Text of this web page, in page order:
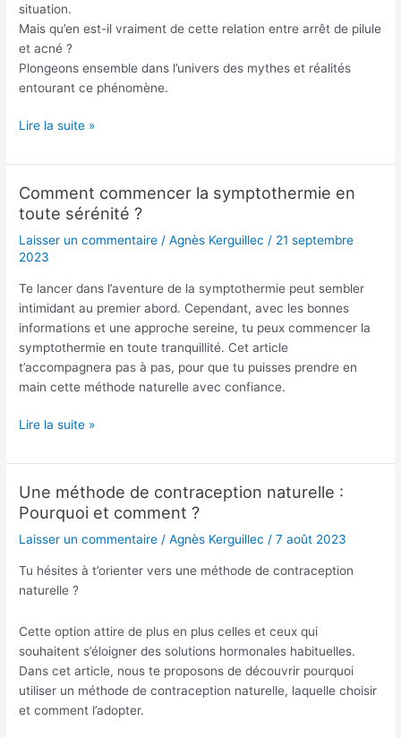
situation.
Mais qu’en est-il vraiment de cette relation entre arrêt de pilule
et acné ?
Plongeons ensemble dans l’univers des mythes et réalités
entourant ce phénomène.
Lire la suite »
Comment commencer la symptothermie en
toute sérénité ?
Laisser un commentaire /Agnès Kerguillec / 21 septembre
2023
Te lancer dans l’aventure de la symptothermie peut sembler
intimidant au premier abord. Cependant, avec les bonnes
informations et une approche sereine, tu peux commencer la
symptothermie en toute tranquillité. Cet article
t’accompagnera pas à pas, pour que tu puisses prendre en
main cette méthode naturelle avec confiance.
Comment
commencer
symptothermie
toute
sérénité
?
Lire la suite »
Une méthode de contraception naturelle :
Pourquoi et comment ?
Laisser un commentaire /Agnès Kerguillec/7 août 2023
Tu hésites à t’orienter vers une méthode de contraception
naturelle ?
Cette option attire de plus en plus celles et ceux qui
souhaitent s’éloigner des solutions hormonales habituelles.
Dans cet article, nous te proposons de découvrir pourquoi
utiliser un méthode de contraception naturelle, laquelle choisir
et comment l’adopter.
Une
méthode
naturelle
:
et
comment
?